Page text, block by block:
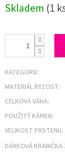
cena:
Skladem (1
KATEGORIE:
MATERIÁL RYZOST:
CELKOVÁ VÁHA:
POUŽITÝ KÁMEN:
VELIKOST PRSTENU:
DÁRKOVÁ KRABIČKA